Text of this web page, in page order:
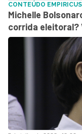
CONTEÚDO EMPIRICUS
Michelle
corrida eleitoral?